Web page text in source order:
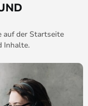
auf der Startseite
Inhalte.